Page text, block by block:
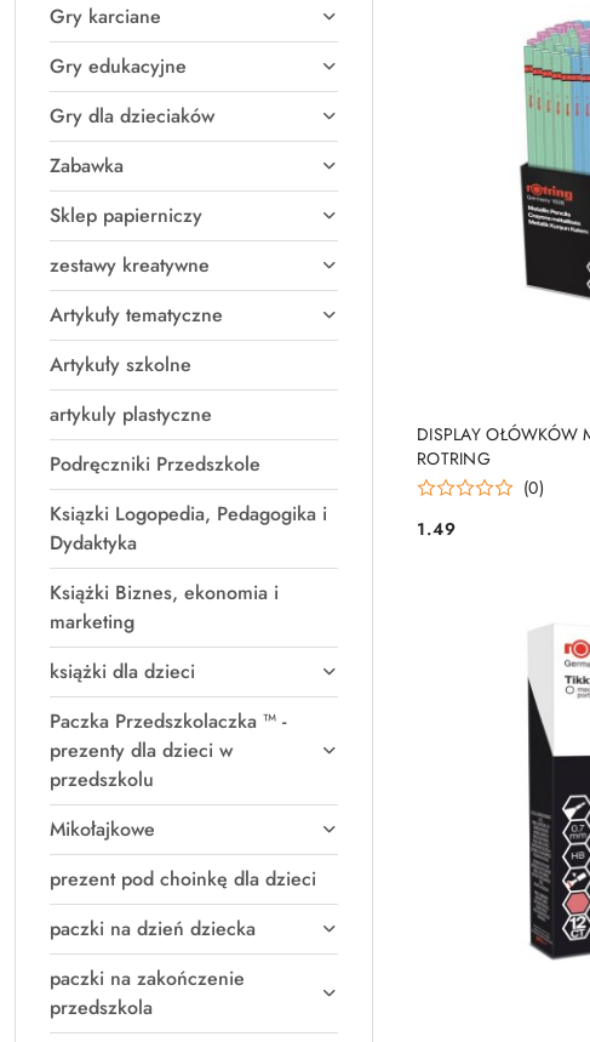
Gry karciane
Gry edukacyjne
Gry dla dzieciaków
Zabawka
Sklep papierniczy
zestawy kreatywne
Artykuły tematyczne
Artykuły szkolne
artykuly plastyczne
Podręczniki Przedszkole
Ksiązki Logopedia, Pedagogika i
Dydaktyka
Książki Biznes, ekonomia i
marketing
książki dla dzieci
Paczka Przedszkolaczka ™ -
prezenty dla dzieci w
przedszkolu
Mikołajkowe
prezent pod choinkę dla dzieci
paczki na dzień dziecka
paczki na zakończenie
przedszkola
DISPLAY OŁÓWKÓW
ROTRING
(0)
Cena:
1.49
PRODUKT